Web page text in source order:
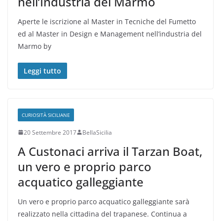
Aperte le iscrizione al Master in Tecniche del Fumetto
ed al Master in Design e Management nell’industria del
Marmo by
Leggi tutto
CURIOSITÀ SICILIANE
20 Settembre 2017 BellaSicilia
A Custonaci arriva il Tarzan Boat,
un vero e proprio parco
acquatico galleggiante
Un vero e proprio parco acquatico galleggiante sarà
realizzato nella cittadina del trapanese. Continua a